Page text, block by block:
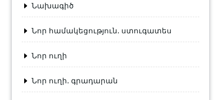
Նախագիծ
Նոր համակեցություն. ստուգատես
Նոր ուղի
Նոր ուղի. գրադարան